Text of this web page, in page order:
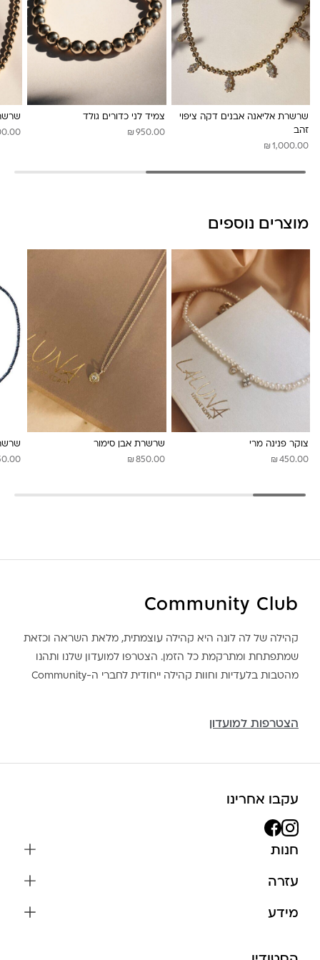
שרשרת אליאנה אבנים דקה ציפוי
זהב
₪ 1,000.00
צמיד לני כדורים גולד
₪ 950.00
מוצרים נוספים
צוקר פנינה מרי
₪ 450.00
שרשרת אבן סימור
₪ 850.00
Community Club
קהילה של לה לונה היא קהילה עוצמתית, מלאת השראה וכזאת
שמתפתחת ומתרקמת כל הזמן. הצטרפו למועדון שלנו ותהנו
מהטבות בלעדיות וחוות קהילה ייחודית לחברי ה-Community
הצטרפות למועדון
עקבו אחרינו
חנות
צמידים
עזרה
מידע